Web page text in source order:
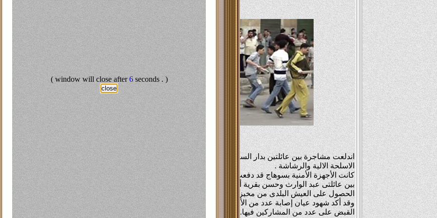
يافطة
Samah Omar
Lyla Ahmed
العساكر
اندلعت مشاجرة بين عائلتين بدار السلام بسوهاج بسبب اسبقية الحصول على الخبز ، استخدمت فيها جميع
الاسلحة الالية والرشاشة .
كانت الأجهزة الأمنية بسوهاج قد دفعت بمدرعة ومجموعات فض الشغب، للسيطرة على مشاجرة وقعت
بين عائلتى عبد الوارث وحسن بقرية أولاد خلف دائرة مركز دار السلام، وذلك بسبب الخلاف على أسبقية
الحصول على العيش البلدى من مخبز القرية.
وقد أكد شهود عيان إصابة عدد من الأشخاص من عائلة حسن فيما تمكنت قوات أمن الانقلاب من إلقاء
القبض على عدد من المشاركين فيها.
( window will close after5seconds . )
close